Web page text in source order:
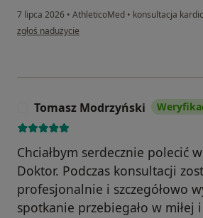
7 lipca 2026 • AthleticoMed • konsultacja
w opinii użytkownika AS
zgłoś nadużycie
Tomasz Modrzyński
Chciałbym serdecznie polecić
Doktor. Podczas konsultacji
profesjonalnie i szczegółowo
spotkanie przebiegało w miłej